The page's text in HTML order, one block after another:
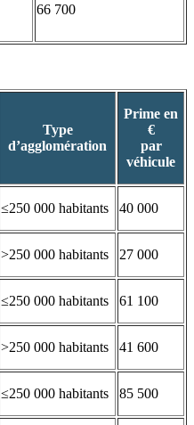
66 700
Type
d’agglomération
Prime en
€
par
véhicule
≤250 000 habitants 40 000
>250 000 habitants 27 000
≤250 000 habitants 61 100
>250 000 habitants 41 600
≤250 000 habitants 85 500